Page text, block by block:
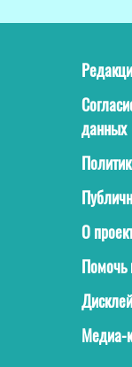
данных
О
Помочь
Медиа-